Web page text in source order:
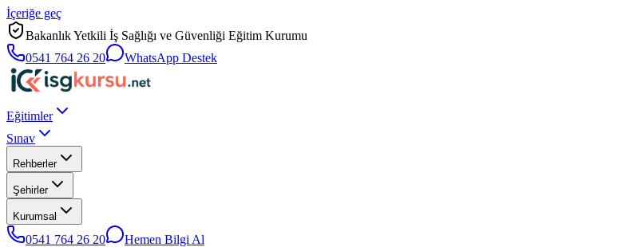
İçeriğe geç
Bakanlık Yetkili İş Sağlığı ve Güvenliği Eğitim Kurumu
0541 764 26 20
WhatsApp Destek
Eğitimler
Sınav
Rehberler
Şehirler
Kurumsal
0541 764 26 20 Hemen Bilgi Al